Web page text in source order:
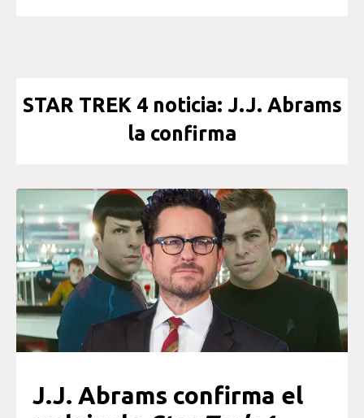
STAR TREK 4 noticia: J.J. Abrams
la confirma
J.J. Abrams confirma el